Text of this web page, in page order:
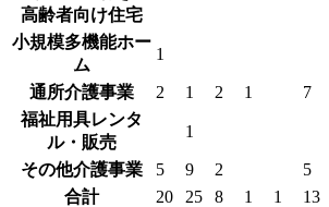
高齢者向け住宅
小規模多機能ホー
ム
1
通所介護事業 2 1 2 1 7
福祉用具レンタ
ル・販売
1
その他介護事業 5 9 2 5
合計
20 25 8 1 1 13